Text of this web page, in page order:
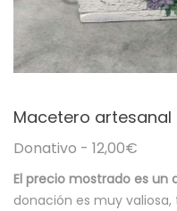
Macetero artesanal
Donativo - 12,00€
El precio mostrado es un
donación es muy